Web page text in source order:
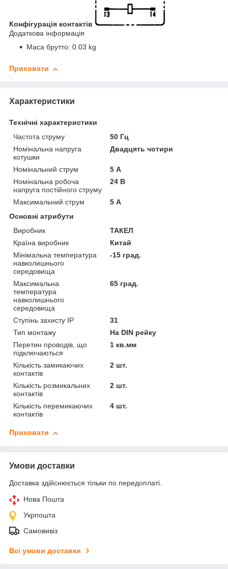
Конфігурація контактів
Додаткова інформація
Маса брутто: 0.03 kg
Приховати
Характеристики
Технічні характеристики
Частота струму
50 Гц
Номінальна напруга
котушки
Двадцять чотири
Номінальний струм
5 А
Номінальна робоча
напруга постійного струму
24 В
Максимальний струм
5 А
Основні атрибути
Виробник
ТАКЕЛ
Країна виробник
Китай
Мінімальна температура
навколишнього
середовища
-15 град.
Максимальна
температура
навколишнього
середовища
65 град.
Ступінь захисту IP
31
Тип монтажу
На DIN рейку
Перетин проводів, що
підключаються
1 кв.мм
Кількість замикаючих
контактів
2 шт.
Кількість розмикальних
контактів
2 шт.
Кількість перемикаючих
контактів
4 шт.
Приховати
Умови доставки
Доставка здійснюється тільки по передоплаті.
Нова Пошта
Укрпошта
Самовивіз
Всі умови доставки